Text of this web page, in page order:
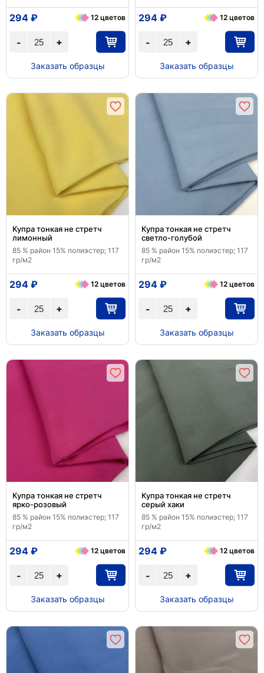
+
-
294 ₽ 12 цветов
Заказать образцы
+
-
294 ₽ 12 цветов
Заказать образцы
Купра тонкая не стретч
лимонный
85 % район 15% полиэстер; 117
гр/м2
+
-
294 ₽ 12 цветов
Заказать образцы
Купра тонкая не стретч
светло-голубой
85 % район 15% полиэстер; 117
гр/м2
+
-
294 ₽ 12 цветов
Заказать образцы
Купра тонкая не стретч
ярко-розовый
85 % район 15% полиэстер; 117
гр/м2
+
-
294 ₽ 12 цветов
Заказать образцы
Купра тонкая не стретч
серый хаки
85 % район 15% полиэстер; 117
гр/м2
+
-
294 ₽ 12 цветов
Заказать образцы